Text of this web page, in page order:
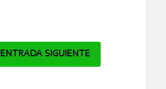
ENTRADA SIGUIENTE